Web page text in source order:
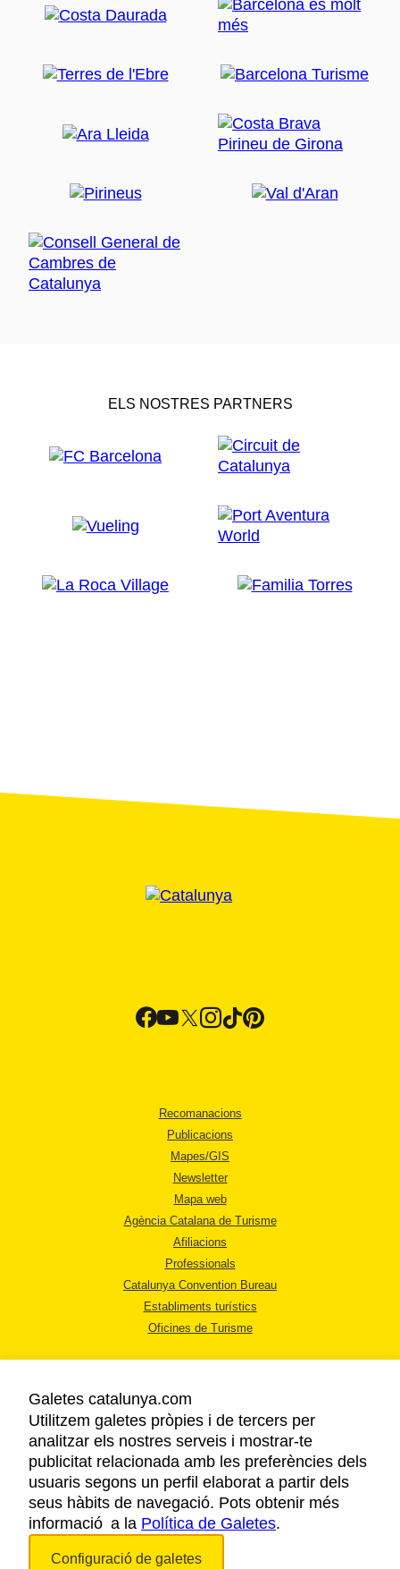
ELS NOSTRES PARTNERS
Recomanacions
Publicacions
Mapes/GIS
Newsletter
Mapa web
Agència Catalana de Turisme
Afiliacions
Professionals
Catalunya Convention Bureau
Establiments turístics
Oficines de Turisme
AVÍS LEGAL
POLÍTICA DE PRIVACITAT
COOKIES
ACCESSIBILITAT
Galetes catalunya.com
Utilitzem galetes pròpies i de tercers per
analitzar els nostres serveis i mostrar-te
publicitat relacionada amb les preferències dels
usuaris segons un perfil elaborat a partir dels
seus hàbits de navegació. Pots obtenir més
informació a la Política de Galetes.
Configuració de galetes